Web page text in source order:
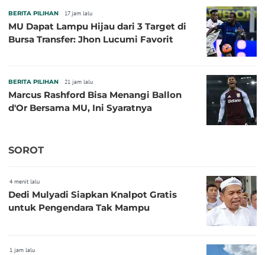
BERITA PILIHAN 17 jam lalu
MU Dapat Lampu Hijau dari 3 Target di
Bursa Transfer: Jhon Lucumi Favorit
BERITA PILIHAN 21 jam lalu
Marcus Rashford Bisa Menangi Ballon
d'Or Bersama MU, Ini Syaratnya
SOROT
4 menit lalu
Dedi Mulyadi Siapkan Knalpot Gratis
untuk Pengendara Tak Mampu
1 jam lalu